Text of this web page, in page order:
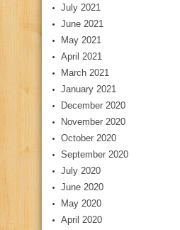
July 2021
June 2021
May 2021
April 2021
March 2021
January 2021
December 2020
November 2020
October 2020
September 2020
July 2020
June 2020
May 2020
April 2020